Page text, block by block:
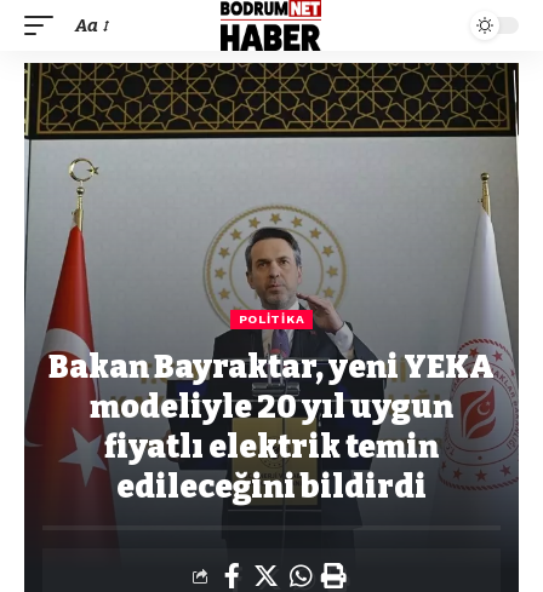
Aa
POLITIKA
Bakan Bayraktar, yeni YEKA
modeliyle 20 yıl uygun
fiyatlı elektrik temin
edileceğini bildirdi